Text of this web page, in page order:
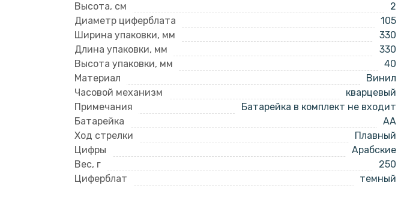
Высота, см
2
Диаметр циферблата
105
Ширина упаковки, мм
330
Длина упаковки, мм
330
Высота упаковки, мм
40
Материал
Винил
Часовой механизм
кварцевый
Примечания
Батарейка в комплект не входит
Батарейка
AA
Ход стрелки
Плавный
Цифры
Арабские
Вес, г
250
Циферблат
темный